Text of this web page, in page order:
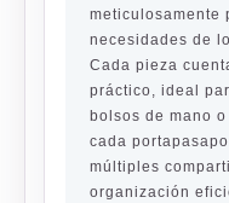
meticulosamente
necesidades de
Cada pieza
práctico, ideal
bolsos de mano
cada
múltiples
organización